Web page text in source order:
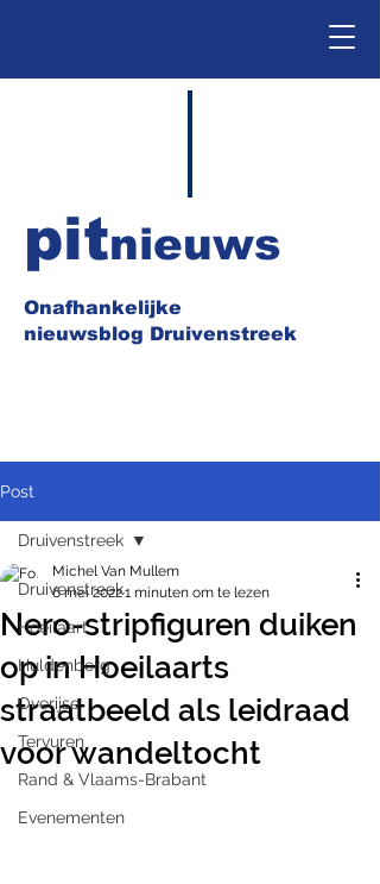
Onafhankelijke
nieuwsblog Druivenstreek
pitnieuws
Post
Druivenstreek
Hoeilaart
Huldenberg
Overijse
Tervuren
Rand & Vlaams-Brabant
Evenementen
Druivenstreek
Nero-stripfiguren duiken
op in Hoeilaarts
straatbeeld als leidraad
voor wandeltocht
Michel Van Mullem
6 mei 20221 minuten om te lezen